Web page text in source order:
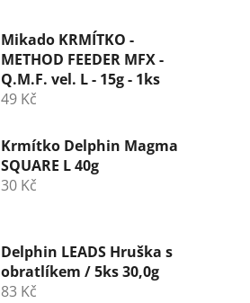
Mikado KRMÍTKO -
METHOD FEEDER MFX -
Q.M.F. vel. L - 15g - 1ks
49 Kč
Krmítko Delphin Magma
SQUARE L 40g
30 Kč
Delphin LEADS Hruška s
obratlíkem / 5ks 30,0g
83 Kč